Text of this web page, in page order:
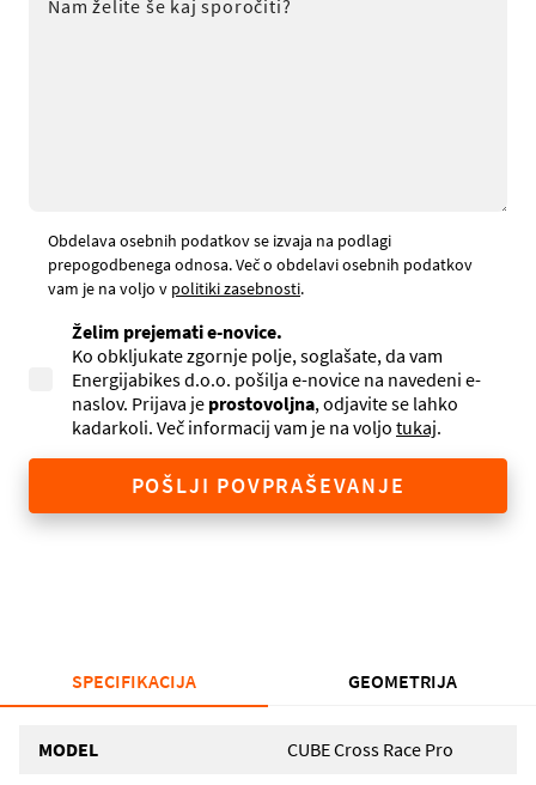
Obdelava osebnih podatkov se izvaja na podlagi
prepogodbenega odnosa. Več o obdelavi osebnih podatkov
vam je na voljo v politiki zasebnosti.
Želim prejemati e-novice.
Ko obkljukate zgornje polje, soglašate, da vam
Energijabikes d.o.o. pošilja e-novice na navedeni e-
naslov. Prijava je prostovoljna, odjavite se lahko
kadarkoli. Več informacij vam je na voljo tukaj.
POŠLJI POVPRAŠEVANJE
SPECIFIKACIJA GEOMETRIJA
MODEL CUBE Cross Race Pro